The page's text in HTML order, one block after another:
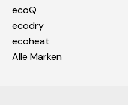
ecoQ
ecodry
ecoheat
Alle Marken